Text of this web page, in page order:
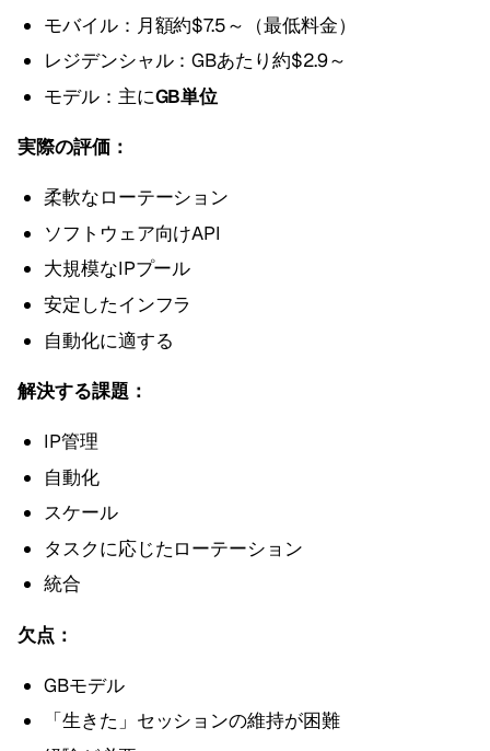
モバイル：月額約$7.5～（最低料金）
レジデンシャル：GBあたり約$2.9～
モデル：主にGB単位
実際の評価：
柔軟なローテーション
ソフトウェア向けAPI
大規模なIPプール
安定したインフラ
自動化に適する
解決する課題：
IP管理
自動化
スケール
タスクに応じたローテーション
統合
欠点：
GBモデル
「生きた」セッションの維持が困難